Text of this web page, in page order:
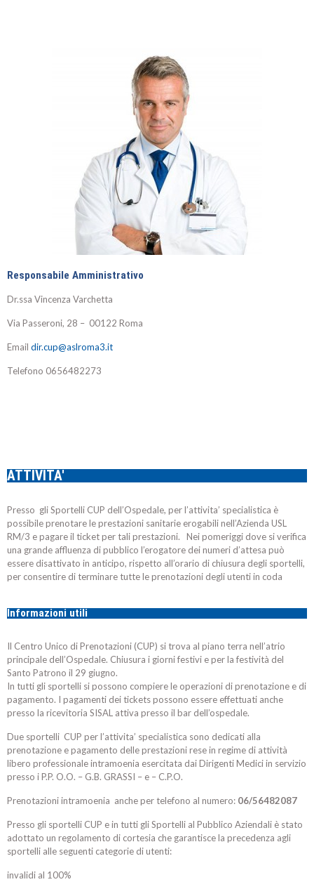
Responsabile Amministrativo
Dr.ssa Vincenza Varchetta
Via Passeroni, 28 – 00122 Roma
Email dir.cup@aslroma3.it
Telefono 0656482273
ATTIVITA'
Presso gli Sportelli CUP dell’Ospedale, per l’attivita’ specialistica è
possibile prenotare le prestazioni sanitarie erogabili nell’Azienda USL
RM/3 e pagare il ticket per tali prestazioni. Nei pomeriggi dove si verifica
una grande affluenza di pubblico l’erogatore dei numeri d’attesa può
essere disattivato in anticipo, rispetto all’orario di chiusura degli sportelli,
per consentire di terminare tutte le prenotazioni degli utenti in coda
Informazioni utili
Il Centro Unico di Prenotazioni (CUP) si trova al piano terra nell’atrio
principale dell’Ospedale. Chiusura i giorni festivi e per la festività del
Santo Patrono il 29 giugno.
In tutti gli sportelli si possono compiere le operazioni di prenotazione e di
pagamento. I pagamenti dei tickets possono essere effettuati anche
presso la ricevitoria SISAL attiva presso il bar dell’ospedale.
Due sportelli CUP per l’attivita’ specialistica sono dedicati alla
prenotazione e pagamento delle prestazioni rese in regime di attività
libero professionale intramoenia esercitata dai Dirigenti Medici in servizio
presso i P.P. O.O. – G.B. GRASSI – e – C.P.O.
Prenotazioni intramoenia anche per telefono al numero: 06/56482087
Presso gli sportelli CUP e in tutti gli Sportelli al Pubblico Aziendali è stato
adottato un regolamento di cortesia che garantisce la precedenza agli
sportelli alle seguenti categorie di utenti:
invalidi al 100%